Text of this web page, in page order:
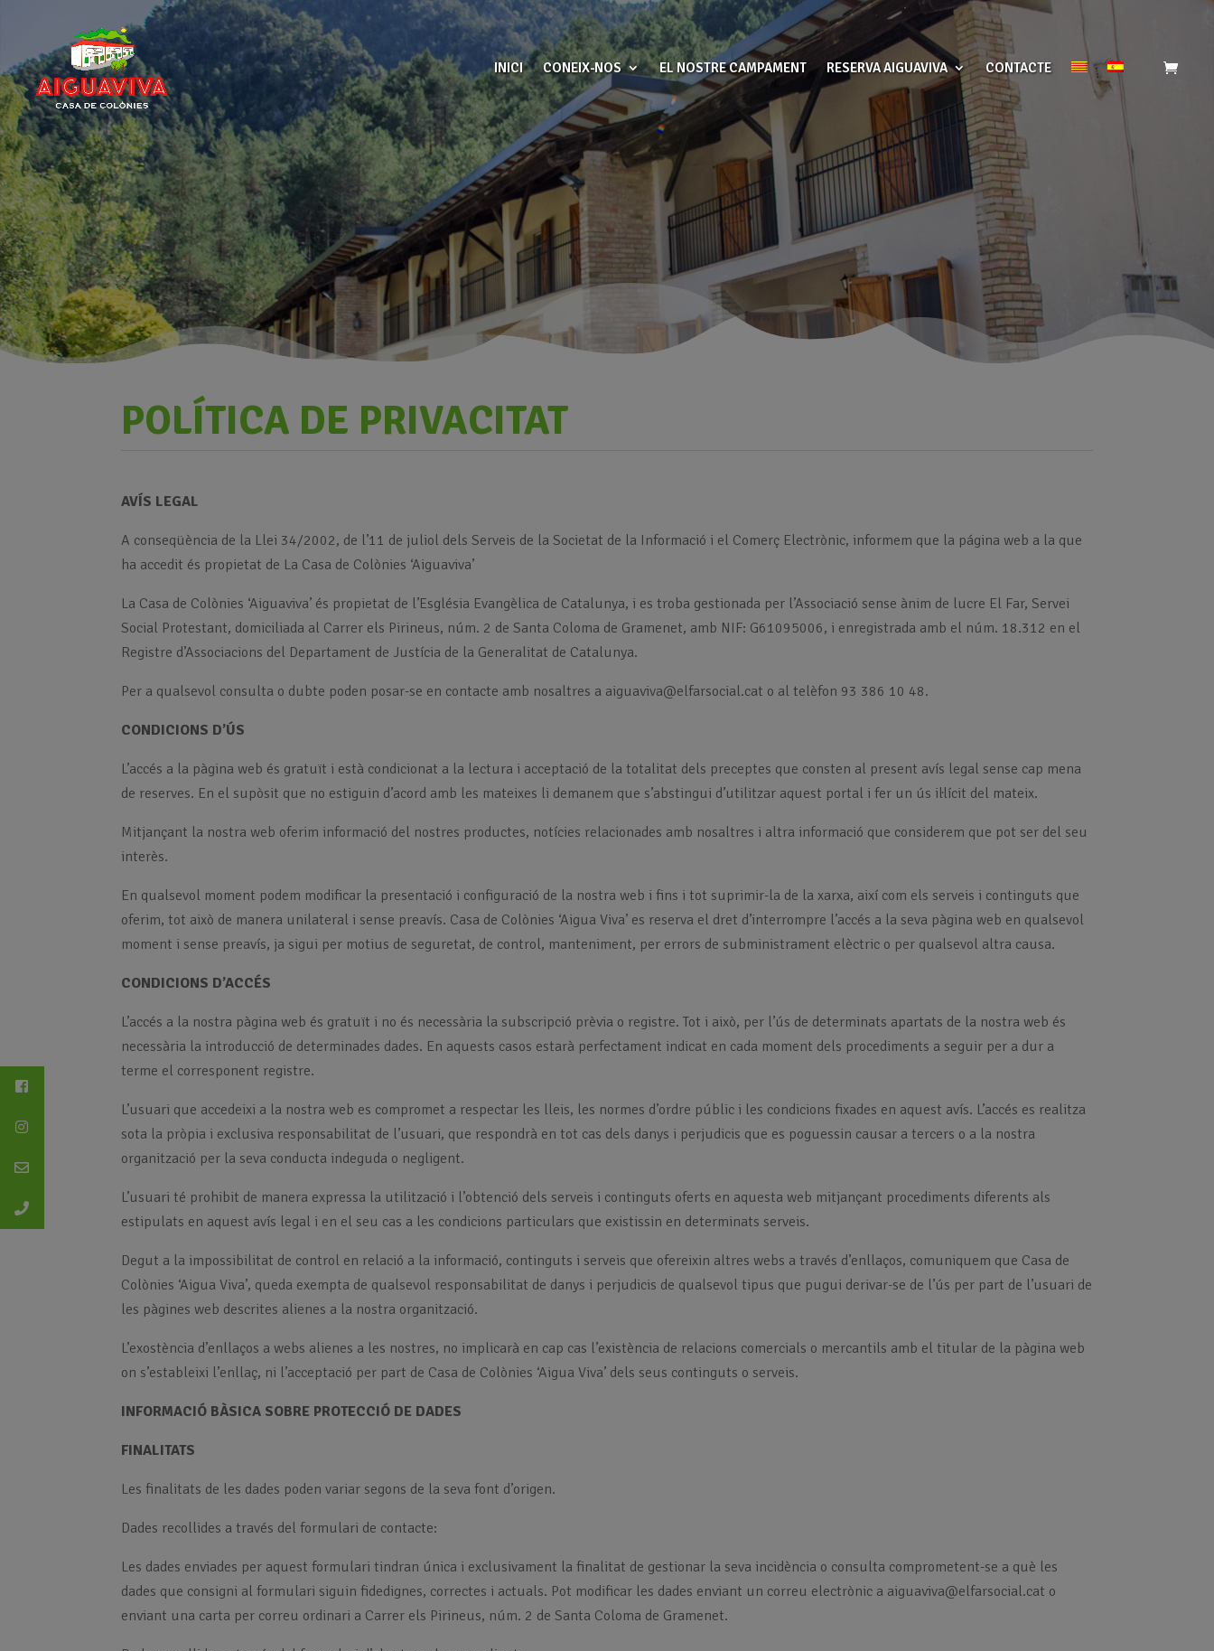
INICI CONEIX-NOS EL NOSTRE CAMPAMENT RESERVA AIGUAVIVA CONTACTE
POLÍTICA DE PRIVACITAT
AVÍS LEGAL
A conseqüència de la Llei 34/2002, de l’11 de juliol dels Serveis de la Societat de la Informació i el Comerç Electrònic, informem que la página web a la que
ha accedit és propietat de La Casa de Colònies ‘Aiguaviva’
La Casa de Colònies ‘Aiguaviva’ és propietat de l’Església Evangèlica de Catalunya, i es troba gestionada per l’Associació sense ànim de lucre El Far, Servei
Social Protestant, domiciliada al Carrer els Pirineus, núm. 2 de Santa Coloma de Gramenet, amb NIF: G61095006, i enregistrada amb el núm. 18.312 en el
Registre d’Associacions del Departament de Justícia de la Generalitat de Catalunya.
Per a qualsevol consulta o dubte poden posar-se en contacte amb nosaltres a aiguaviva@elfarsocial.cat o al telèfon 93 386 10 48.
CONDICIONS D’ÚS
L’accés a la pàgina web és gratuït i està condicionat a la lectura i acceptació de la totalitat dels preceptes que consten al present avís legal sense cap mena
de reserves. En el supòsit que no estiguin d’acord amb les mateixes li demanem que s’abstingui d’utilitzar aquest portal i fer un ús il·lícit del mateix.
Mitjançant la nostra web oferim informació del nostres productes, notícies relacionades amb nosaltres i altra informació que considerem que pot ser del seu
interès.
En qualsevol moment podem modificar la presentació i configuració de la nostra web i fins i tot suprimir-la de la xarxa, així com els serveis i continguts que
oferim, tot això de manera unilateral i sense preavís. Casa de Colònies ‘Aigua Viva’ es reserva el dret d’interrompre l’accés a la seva pàgina web en qualsevol
moment i sense preavís, ja sigui per motius de seguretat, de control, manteniment, per errors de subministrament elèctric o per qualsevol altra causa.
CONDICIONS D’ACCÉS
L’accés a la nostra pàgina web és gratuït i no és necessària la subscripció prèvia o registre. Tot i això, per l’ús de determinats apartats de la nostra web és
necessària la introducció de determinades dades. En aquests casos estarà perfectament indicat en cada moment dels procediments a seguir per a dur a
terme el corresponent registre.
L’usuari que accedeixi a la nostra web es compromet a respectar les lleis, les normes d’ordre públic i les condicions fixades en aquest avís. L’accés es realitza
sota la pròpia i exclusiva responsabilitat de l’usuari, que respondrà en tot cas dels danys i perjudicis que es poguessin causar a tercers o a la nostra
organització per la seva conducta indeguda o negligent.
L’usuari té prohibit de manera expressa la utilització i l’obtenció dels serveis i continguts oferts en aquesta web mitjançant procediments diferents als
estipulats en aquest avís legal i en el seu cas a les condicions particulars que existissin en determinats serveis.
Degut a la impossibilitat de control en relació a la informació, continguts i serveis que ofereixin altres webs a través d’enllaços, comuniquem que Casa de
Colònies ‘Aigua Viva’, queda exempta de qualsevol responsabilitat de danys i perjudicis de qualsevol tipus que pugui derivar-se de l’ús per part de l’usuari de
les pàgines web descrites alienes a la nostra organització.
L’exostència d’enllaços a webs alienes a les nostres, no implicarà en cap cas l’existència de relacions comercials o mercantils amb el titular de la pàgina web
on s’estableixi l’enllaç, ni l’acceptació per part de Casa de Colònies ‘Aigua Viva’ dels seus continguts o serveis.
INFORMACIÓ BÀSICA SOBRE PROTECCIÓ DE DADES
FINALITATS
Les finalitats de les dades poden variar segons de la seva font d’origen.
Dades recollides a través del formulari de contacte:
Les dades enviades per aquest formulari tindran única i exclusivament la finalitat de gestionar la seva incidència o consulta comprometent-se a què les
dades que consigni al formulari siguin fidedignes, correctes i actuals. Pot modificar les dades enviant un correu electrònic a aiguaviva@elfarsocial.cat o
enviant una carta per correu ordinari a Carrer els Pirineus, núm. 2 de Santa Coloma de Gramenet.